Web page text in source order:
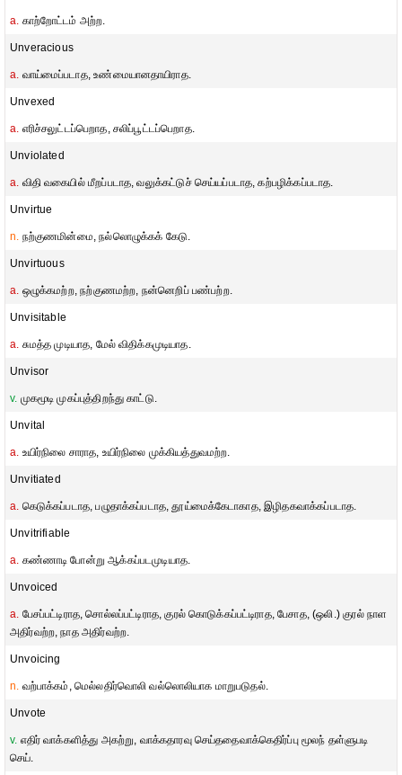
a. காற்றோட்டம் அற்ற.
Unveracious
a. வாய்மைப்படாத, உண்மையானதாயிராத.
Unvexed
a. எரிச்சலுட்டப்பெறாத, சலிப்பூட்டப்பெறாத.
Unviolated
a. விதி வகையில் மீறப்படாத, வலுக்கட்டுச் செய்யப்படாத, கற்பழிக்கப்படாத.
Unvirtue
n. நற்குணமின்மை, நல்லொழுக்கக் கேடு.
Unvirtuous
a. ஒழுக்கமற்ற, நற்குணமற்ற, நன்னெறிப் பண்பற்ற.
Unvisitable
a. சுமத்த முடியாத, மேல் விதிக்கமுடியாத.
Unvisor
v. முகமூடி முகப்புத்திறந்து காட்டு.
Unvital
a. உயிர்நிலை சாராத, உயிர்நிலை முக்கியத்துவமற்ற.
Unvitiated
a. கெடுக்கப்படாத, பழுதாக்கப்படாத, தூய்மைக்கேடாகாத, இழிதகவாக்கப்படாத.
Unvitrifiable
a. கண்ணாடி போன்று ஆக்கப்படமுடியாத.
Unvoiced
a. பேசப்பட்டிராத, சொல்லப்பட்டிராத, குரல் கொடுக்கப்பட்டிராத, பேசாத, (ஒலி.) குரல் நாள
அதிர்வற்ற, நாத அதிர்வற்ற.
Unvoicing
n. வற்பாக்கம், மெல்லதிர்வொலி வல்லொலியாக மாறுபடுதல்.
Unvote
v. எதிர் வாக்களித்து அகற்று, வாக்கதாரவு செய்ததைவாக்கெதிர்ப்பு மூலந் தள்ளுபடி
செய்.